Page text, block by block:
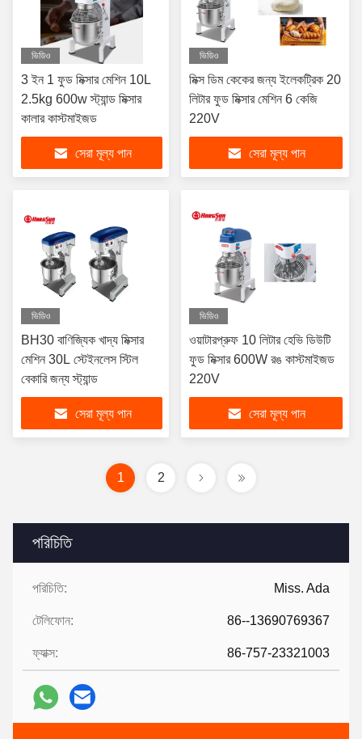
পরিচিতি
পরিচিতি: Miss. Ada
টেলিফোন: 86--13690769367
ফ্যাক্স: 86-757-23321003
ভিডিও
3 ইন 1 ফুড মিক্সার মেশিন 10L
2.5kg 600w স্ট্যান্ড মিক্সার
কালার কাস্টমাইজড
সেরা মূল্য পান
ভিডিও
মিক্স ডিম কেকের জন্য ইলেকট্রিক 20
লিটার ফুড মিক্সার মেশিন 6 কেজি
220V
সেরা মূল্য পান
ভিডিও
BH30 বাণিজ্যিক খাদ্য মিক্সার
মেশিন 30L স্টেইনলেস স্টিল
বেকারি জন্য স্ট্যান্ড
সেরা মূল্য পান
ভিডিও
ওয়াটারপ্রুফ 10 লিটার হেভি ডিউটি ​​
ফুড মিক্সার 600W রঙ কাস্টমাইজড
220V
সেরা মূল্য পান
1 2